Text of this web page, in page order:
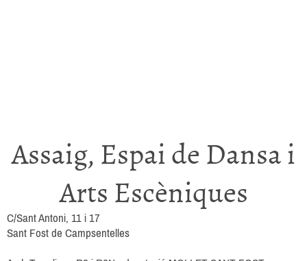
Assaig, Espai de Dansa i
Arts Escèniques
C/Sant Antoni, 11 i 17
Sant Fost de Campsentelles